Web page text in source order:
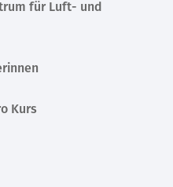
für Luft- und
Kurs